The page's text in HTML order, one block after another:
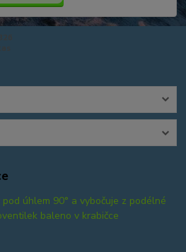
úhlem 90° a vybočuje z podélné
baleno v krabičce